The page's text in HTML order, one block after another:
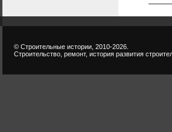
© Строительные истории, 2010-2026.
Строительство, ремонт, история развития